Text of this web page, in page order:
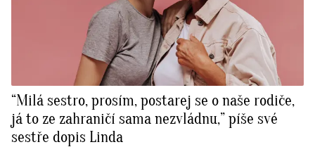
“Milá sestro, prosím, postarej se o naše rodiče,
já to ze zahraničí sama nezvládnu,” píše své
sestře dopis Linda